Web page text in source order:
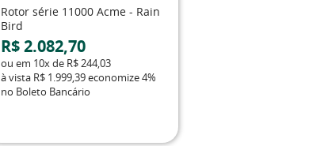
Rotor série 11000 Acme - Rain
Bird
R$ 2.082,70
ou em 10xde R$ 244,03
à vista R$ 1.999,39economize4%
no Boleto Bancário